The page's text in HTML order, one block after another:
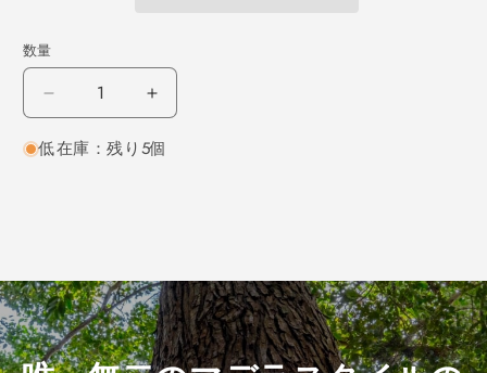
数量
ド
目
1000×12×220
（仕
上
レ
ド
目
1000×12×220
（仕
上
低在庫：残り5個